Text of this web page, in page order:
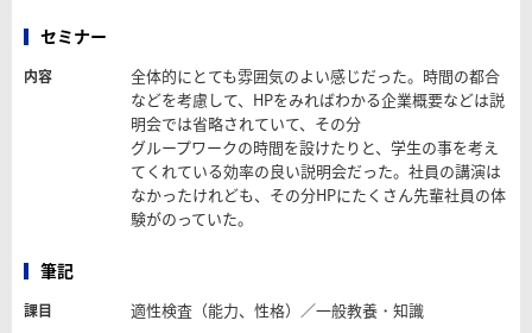
セミナー
内容
全体的にとても雰囲気のよい感じだった。時間の都合
などを考慮して、HPをみればわかる企業概要などは説
明会では省略されていて、その分
グループワークの時間を設けたりと、学生の事を考え
てくれている効率の良い説明会だった。社員の講演は
なかったけれども、その分HPにたくさん先輩社員の体
験がのっていた。
筆記
課目 適性検査（能力、性格）／一般教養・知識